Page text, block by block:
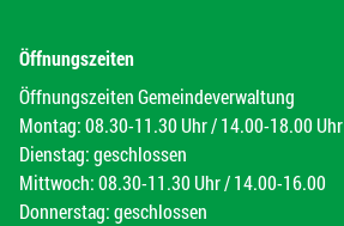
Öffnungszeiten
Öffnungszeiten Gemeindeverwaltung
Montag: 08.30-11.30 Uhr / 14.00-18.00 Uhr
Dienstag: geschlossen
Mittwoch: 08.30-11.30 Uhr / 14.00-16.00
Donnerstag: geschlossen